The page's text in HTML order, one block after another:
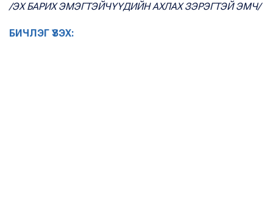
/ЭХ БАРИХ ЭМЭГТЭЙЧҮҮДИЙН АХЛАХ ЗЭРЭГТЭЙ ЭМЧ/
БИЧЛЭГ ҮЗЭХ: